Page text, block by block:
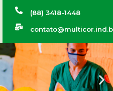
(88) 3418-1448